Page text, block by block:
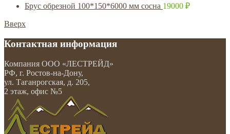
Брус обрезной 100*150*6000 мм сосна 19000 ₽
Вверх
Контактная информация
Компания ООО «ЛЕСТРЕЙД»
РФ, г. Ростов-на-Дону,
ул. Таганрогская, д. 205,
2 этаж, офис №5